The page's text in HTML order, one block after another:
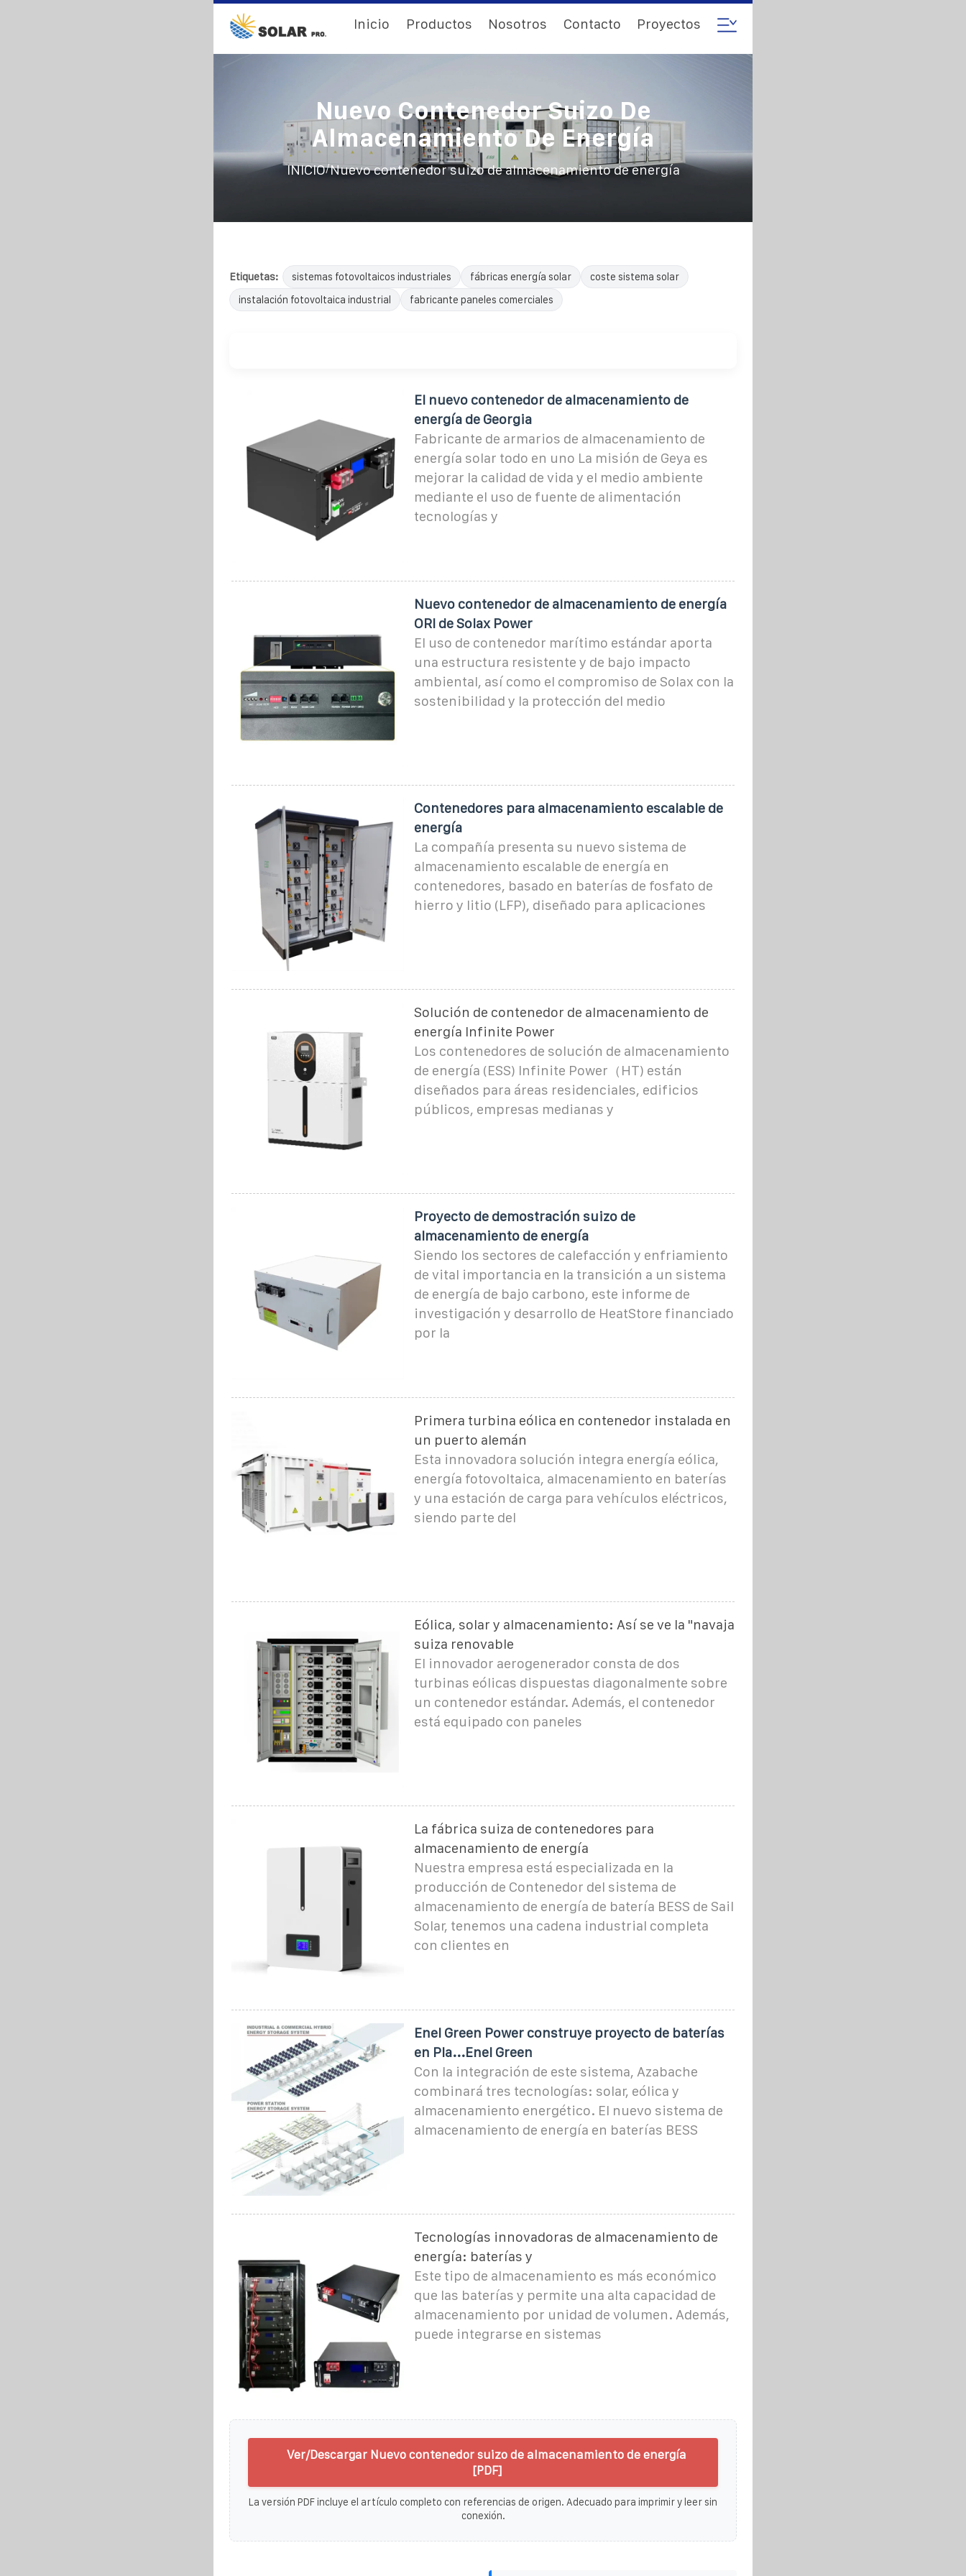
Inicio Productos Nosotros Contacto Proyectos
Nuevo Contenedor Suizo De
Almacenamiento De Energía
INICIO/Nuevo contenedor suizo de almacenamiento de energía
Etiquetas: sistemas fotovoltaicos industriales fábricas energía solar
coste sistema solar
instalación fotovoltaica industrial
fabricante paneles comerciales
El nuevo contenedor de almacenamiento de
energía de Georgia
Fabricante de armarios de almacenamiento de
energía solar todo en uno La misión de Geya es
mejorar la calidad de vida y el medio ambiente
mediante el uso de fuente de alimentación
tecnologías y
Nuevo contenedor de almacenamiento de energía
ORI de Solax Power
El uso de contenedor marítimo estándar aporta
una estructura resistente y de bajo impacto
ambiental, así como el compromiso de Solax con la
sostenibilidad y la protección del medio
Contenedores para almacenamiento escalable de
energía
La compañía presenta su nuevo sistema de
almacenamiento escalable de energía en
contenedores, basado en baterías de fosfato de
hierro y litio (LFP), diseñado para aplicaciones
Solución de contenedor de almacenamiento de
energía Infinite Power
Los contenedores de solución de almacenamiento
de energía (ESS) Infinite Power（HT) están
diseñados para áreas residenciales, edificios
públicos, empresas medianas y
Proyecto de demostración suizo de
almacenamiento de energía
Siendo los sectores de calefacción y enfriamiento
de vital importancia en la transición a un sistema
de energía de bajo carbono, este informe de
investigación y desarrollo de HeatStore financiado
por la
Primera turbina eólica en contenedor instalada en
un puerto alemán
Esta innovadora solución integra energía eólica,
energía fotovoltaica, almacenamiento en baterías
y una estación de carga para vehículos eléctricos,
siendo parte del
Eólica, solar y almacenamiento: Así se ve la "navaja
suiza renovable
El innovador aerogenerador consta de dos
turbinas eólicas dispuestas diagonalmente sobre
un contenedor estándar. Además, el contenedor
está equipado con paneles
La fábrica suiza de contenedores para
almacenamiento de energía
Nuestra empresa está especializada en la
producción de Contenedor del sistema de
almacenamiento de energía de batería BESS de Sail
Solar, tenemos una cadena industrial completa
con clientes en
Enel Green Power construye proyecto de baterías
en Pla...Enel Green
Con la integración de este sistema, Azabache
combinará tres tecnologías: solar, eólica y
almacenamiento energético. El nuevo sistema de
almacenamiento de energía en baterías BESS
Tecnologías innovadoras de almacenamiento de
energía: baterías y
Este tipo de almacenamiento es más económico
que las baterías y permite una alta capacidad de
almacenamiento por unidad de volumen. Además,
puede integrarse en sistemas
Ver/Descargar Nuevo contenedor suizo de almacenamiento de energía
[PDF]
La versión PDF incluye el artículo completo con referencias de origen. Adecuado para imprimir y leer sin
conexión.